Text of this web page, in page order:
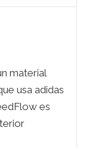
material
usa adidas
es